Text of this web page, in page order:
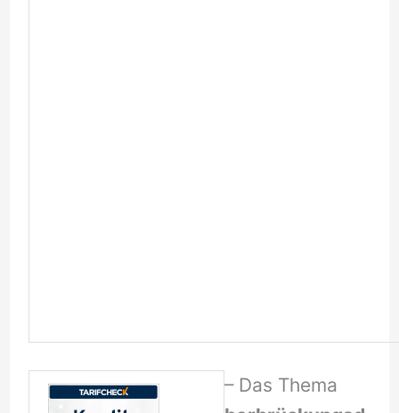
– Das Thema